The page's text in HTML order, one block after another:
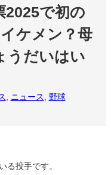
2025で初の
ケメン？母
うだいはい
, ニュース, 野球
る投手です。